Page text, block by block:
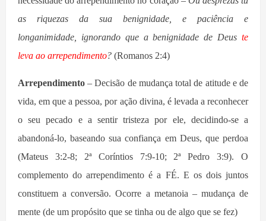
as riquezas da sua benignidade, e paciência e
longanimidade, ignorando que a benignidade de Deus te
leva ao arrependimento? (Romanos 2:4)
Arrependimento – Decisão de mudança total de atitude e de
vida, em que a pessoa, por ação divina, é levada a reconhecer
o seu pecado e a sentir tristeza por ele, decidindo-se a
abandoná-lo, baseando sua confiança em Deus, que perdoa
(Mateus 3:2-8; 2ª Coríntios 7:9-10; 2ª Pedro 3:9). O
complemento do arrependimento é a FÉ. E os dois juntos
constituem a conversão. Ocorre a metanoia – mudança de
mente (de um propósito que se tinha ou de algo que se fez)